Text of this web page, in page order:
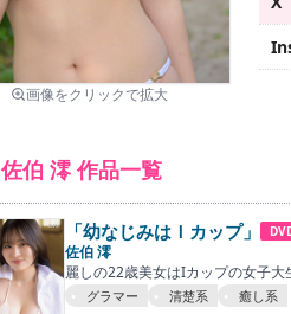
画像をクリックで拡大
佐伯 澪 作品一覧
「幼なじみはＩカップ」
佐伯 澪
麗しの22歳美女はIカップの女子
グラマー 清楚系 癒し系